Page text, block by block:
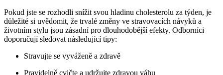
Pokud jste se rozhodli snížit svou hladinu cholesterolu za týden, je
důležité si uvědomit, že trvalé změny ve stravovacích návyků a
životním stylu jsou zásadní pro dlouhodobější efekty. Odborníci
doporučují sledovat následující tipy:
Stravujte se vyváženě a zdravě
Pravidelně cvičte a udržujte zdravou váhu